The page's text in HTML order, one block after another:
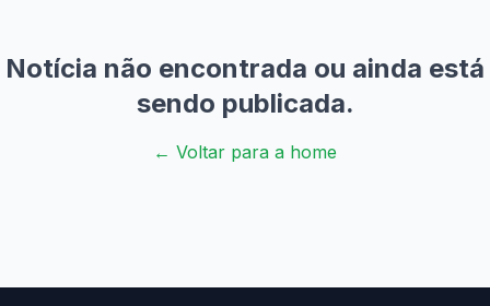
Notícia não encontrada ou ainda está
sendo publicada.
← Voltar para a home